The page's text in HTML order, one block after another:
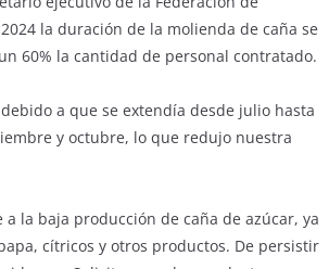
la duración de la molienda de caña se
60% la cantidad de personal contratado.
a que se extendía desde julio hasta
y octubre, lo que redujo nuestra
la baja producción de caña de azúcar, ya
cítricos y otros productos. De persistir